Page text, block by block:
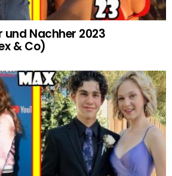
und Nachher 2023
& Co)